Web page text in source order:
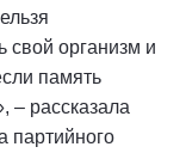
свой организм и
память
– рассказала
партийного